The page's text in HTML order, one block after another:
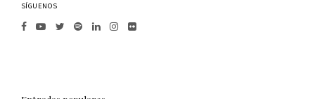
SÍGUENOS